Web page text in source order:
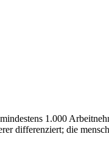
1.000
differenziert; die